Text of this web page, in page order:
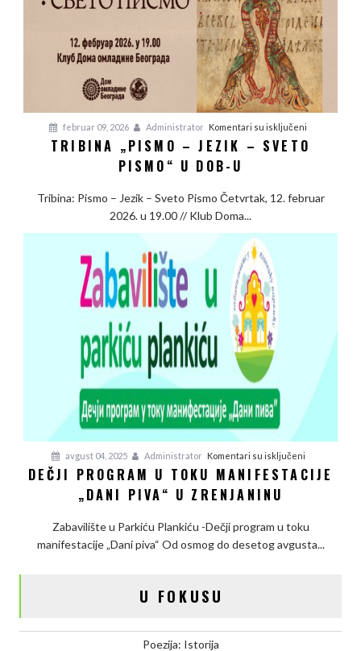
ugodi
februar 09, 2026 Administrator Komentari su isključeni
Tribina
Jezik
Sveto
TRIBINA „PISMO – JEZIK – SVETO
PISMO“ U DOB-U
Tribina: Pismo – Jezik – Sveto Pismo Četvrtak, 12. februar
2026. u 19.00 // Klub Doma...
avgust 04, 2025 Administrator Komentari su isključenina
Dečji
toku
manifestacije
DEČJI PROGRAM U TOKU MANIFESTACIJE
„DANI PIVA“ U ZRENJANINU
Zabavilište u Parkiću Plankiću -Dečji program u toku
manifestacije „Dani piva“ Od osmog do desetog avgusta...
U FOKUSU
Poezija: Istorija